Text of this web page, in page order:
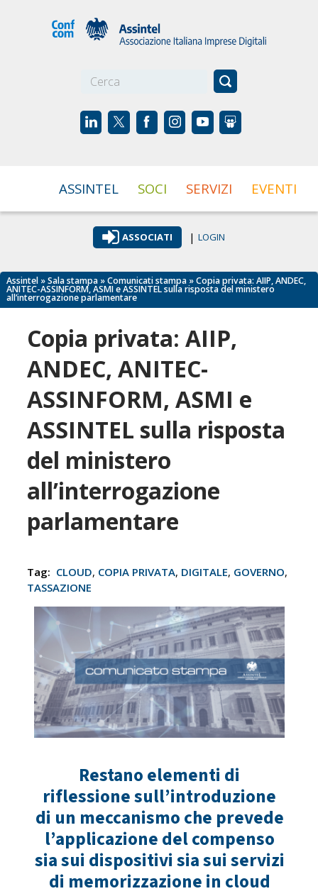
ASSINTEL SOCI SERVIZI EVENTI
ASSOCIATI | LOGIN
Assintel »Sala stampa »Comunicati stampa » Copia privata: AIIP, ANDEC,
ANITEC-ASSINFORM, ASMI e ASSINTEL sulla risposta del ministero
all’interrogazione parlamentare
Copia privata: AIIP,
ANDEC, ANITEC-
ASSINFORM, ASMI e
ASSINTEL sulla risposta
del ministero
all’interrogazione
parlamentare
Tag: CLOUD, COPIA PRIVATA, DIGITALE, GOVERNO,
TASSAZIONE
Restano elementi di
riflessione sull’introduzione
di un meccanismo che prevede
l’applicazione del compenso
sia sui dispositivi sia sui servizi
di memorizzazione in cloud